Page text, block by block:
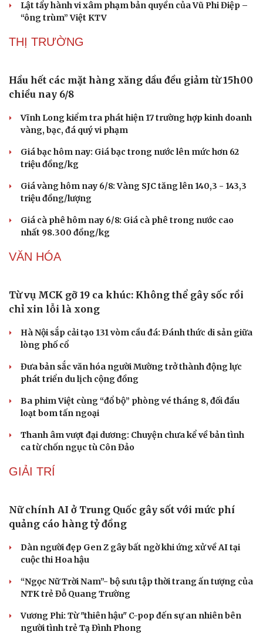
Test ma túy ngay tại nơi làm việc, phát hiện 3
Khởi tố chủ tịch công ty "nổ" sở hữu hàng chục tỉ Euro
Bắt nhóm trộn thuốc giảm đau với thảo dược để làm
"thuốc Đông y gia truyền"
Khởi tố đối tượng vận chuyển trái phép gần 50 tấn hàng
hóa qua biên giới
Lật tẩy hành vi xâm phạm bản quyền của Vũ Phi Điệp –
THỊ TRƯỜNG
chiều nay 6/8
vàng, bạc, đá quý vi phạm
Giá bạc hôm nay: Giá bạc trong nước lên mức hơn 62
triệu đồng/kg
Giá vàng hôm nay 6/8: Vàng SJC tăng lên 140,3 - 143,3
triệu đồng/lượng
Giá cà phê hôm nay 6/8: Giá cà phê trong nước cao
nhất 98.300 đồng/kg